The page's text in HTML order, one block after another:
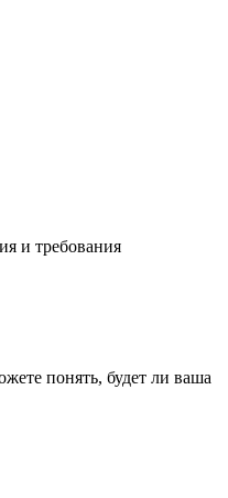
и требования
понять, будет ли ваша